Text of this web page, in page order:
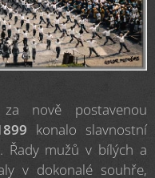
nově postavenou
konalo slavnostní
Řady mužů v bílých a
v dokonalé souhře,